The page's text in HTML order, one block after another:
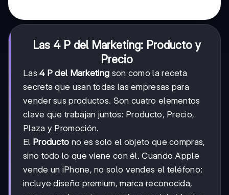
Las 4 P del Marketing: Producto y
Precio
Las4 P del Marketing son como la receta
secreta que usan todas las empresas para
vender sus productos. Son cuatro elementos
clave que trabajan juntos: Producto, Precio,
Plaza y Promoción.
El Producto no es solo el objeto que compras,
sino todo lo que viene con él. Cuando Apple
vende un iPhone, no solo vendes el teléfono:
incluye diseño premium, marca reconocida,